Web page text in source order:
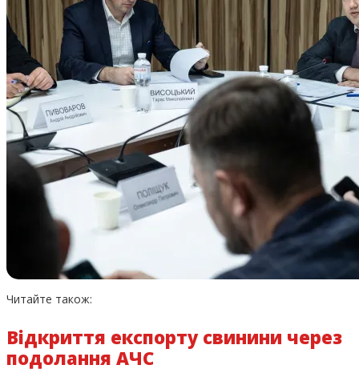
Читайте також:
Відкриття експорту свинини через
подолання АЧС